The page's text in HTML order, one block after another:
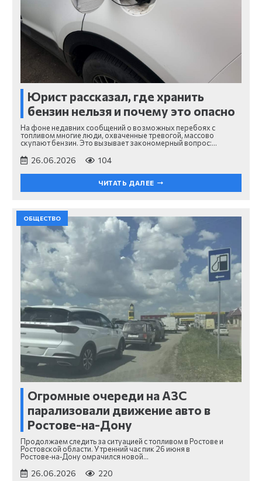
Юрист рассказал, где хранить
бензин нельзя и почему это опасно
На фоне недавних сообщений о возможных перебоях с
топливом многие люди, охваченные тревогой, массово
скупают бензин. Это вызывает закономерный вопрос:…
26.06.2026 104
ЧИТАТЬ ДАЛЕЕ
ОБЩЕСТВО
Огромные очереди на АЗС
парализовали движение авто в
Ростове-на-Дону
Продолжаем следить за ситуацией с топливом в Ростове и
Ростовской области. Утренний час пик 26 июня в
Ростове‑на‑Дону омрачился новой…
26.06.2026 220